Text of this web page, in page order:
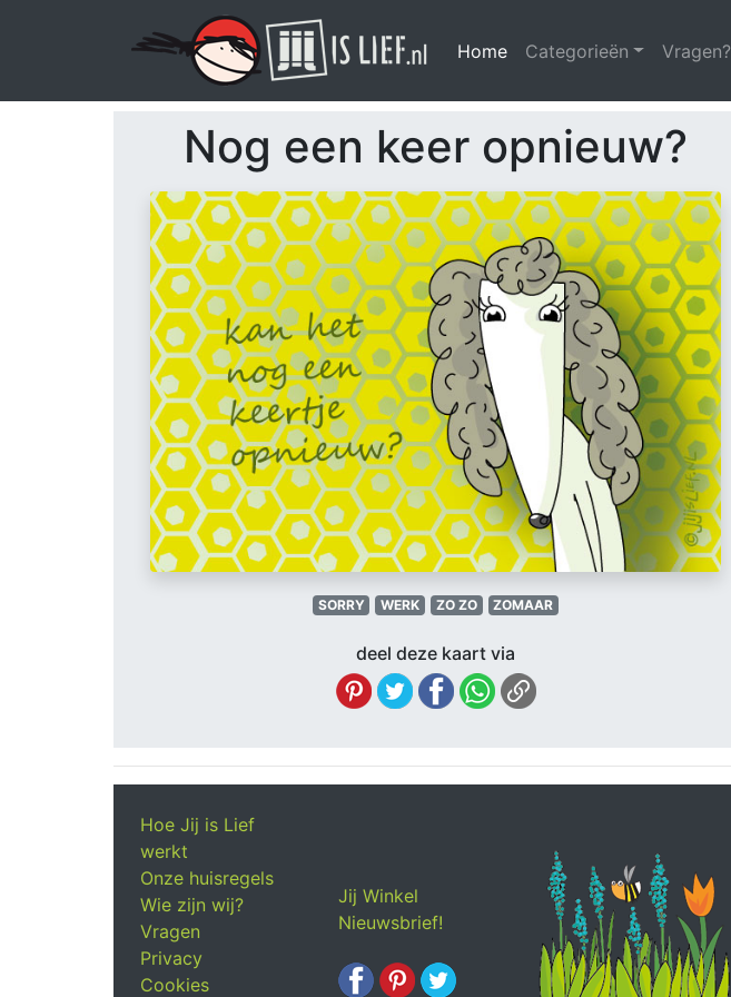
Home (huidige)
Categorieën Vragen?
Nog een keer opnieuw?
SORRY WERK ZO ZO ZOMAAR
deel deze kaart via
Hoe Jij is Lief
werkt
Onze huisregels
Wie zijn wij?
Vragen
Privacy
Cookies
Jij Winkel
Nieuwsbrief!